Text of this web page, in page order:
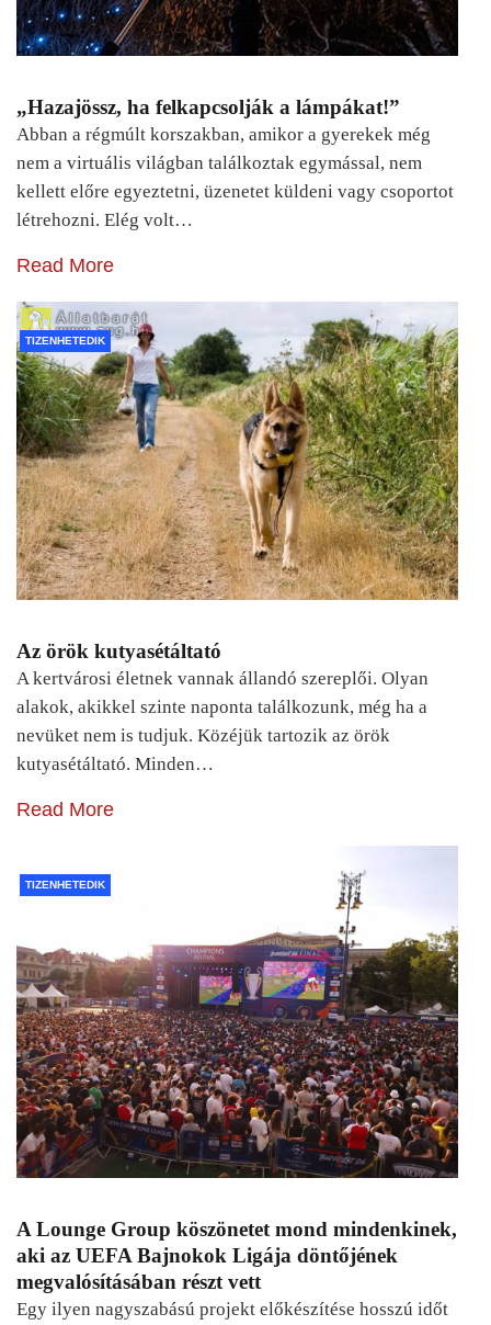
„Hazajössz, ha felkapcsolják a lámpákat!”
Abban a régmúlt korszakban, amikor a gyerekek még
nem a virtuális világban találkoztak egymással, nem
kellett előre egyeztetni, üzenetet küldeni vagy csoportot
létrehozni. Elég volt…
Read More
TIZENHETEDIK
Az örök kutyasétáltató
A kertvárosi életnek vannak állandó szereplői. Olyan
alakok, akikkel szinte naponta találkozunk, még ha a
nevüket nem is tudjuk. Közéjük tartozik az örök
kutyasétáltató. Minden…
Read More
TIZENHETEDIK
A Lounge Group köszönetet mond mindenkinek,
aki az UEFA Bajnokok Ligája döntőjének
megvalósításában részt vett
Egy ilyen nagyszabású projekt előkészítése hosszú időt